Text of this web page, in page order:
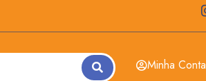
Minha Conta